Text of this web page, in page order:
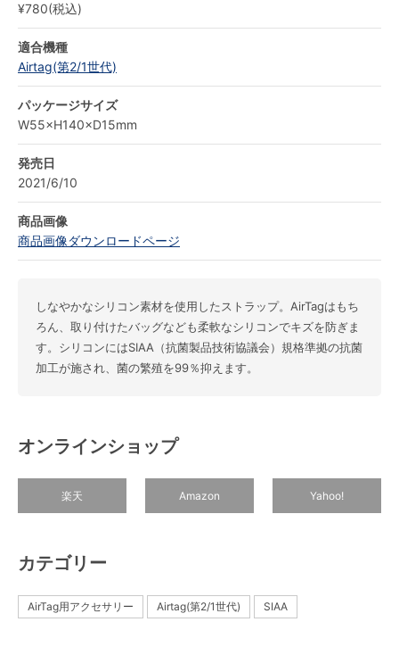
¥780(税込)
適合機種
Airtag(第2/1世代)
パッケージサイズ
W55×H140×D15mm
発売日
2021/6/10
商品画像
商品画像ダウンロードページ
しなやかなシリコン素材を使用したストラップ。AirTagはもち
ろん、取り付けたバッグなども柔軟なシリコンでキズを防ぎま
す。シリコンにはSIAA（抗菌製品技術協議会）規格準拠の抗菌
加工が施され、菌の繁殖を99％抑えます。
オンラインショップ
楽天 Amazon Yahoo!
カテゴリー
AirTag用アクセサリー Airtag(第2/1世代) SIAA